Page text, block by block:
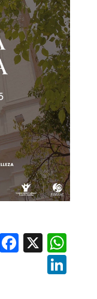
Facebook
X